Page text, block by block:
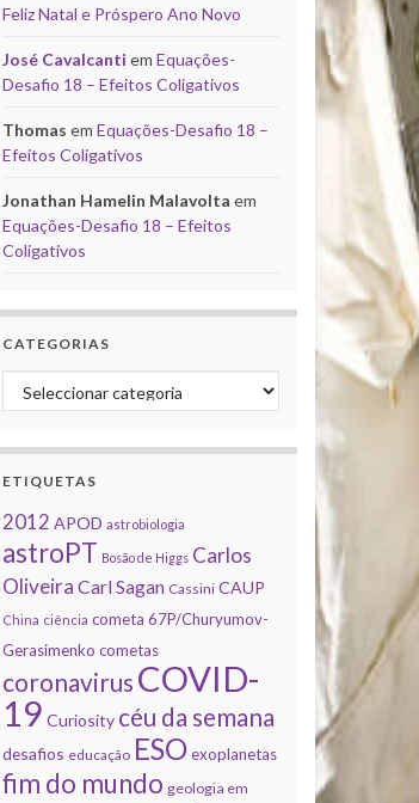
Feliz Natal e Próspero Ano Novo
José Cavalcanti em Equações-
Desafio 18 – Efeitos Coligativos
Thomas em Equações-Desafio 18 –
Efeitos Coligativos
Jonathan Hamelin Malavolta em
Equações-Desafio 18 – Efeitos
Coligativos
CATEGORIAS
Categorias
ETIQUETAS
2012 APOD astrobiologia
astroPT Bosão de Higgs Carlos
Oliveira Carl Sagan Cassini CAUP
China ciência cometa 67P/Churyumov-
Gerasimenko cometas
coronavirus COVID-
19 Curiosity céu da semana
desafios educação ESO exoplanetas
fim do mundo geologia em